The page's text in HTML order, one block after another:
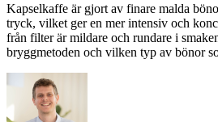
Kapselkaffe är gjort av finare malda
tryck, vilket ger en mer intensiv och
från filter är mildare och rundare i
bryggmetoden och vilken typ av bönor